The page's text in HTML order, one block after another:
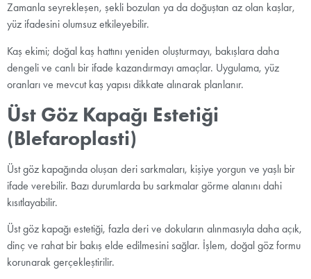
Zamanla seyrekleşen, şekli bozulan ya da doğuştan az olan kaşlar,
yüz ifadesini olumsuz etkileyebilir.
Kaş ekimi; doğal kaş hattını yeniden oluşturmayı, bakışlara daha
dengeli ve canlı bir ifade kazandırmayı amaçlar. Uygulama, yüz
oranları ve mevcut kaş yapısı dikkate alınarak planlanır.
Üst Göz Kapağı Estetiği
(Blefaroplasti)
Üst göz kapağında oluşan deri sarkmaları, kişiye yorgun ve yaşlı bir
ifade verebilir. Bazı durumlarda bu sarkmalar görme alanını dahi
kısıtlayabilir.
Üst göz kapağı estetiği, fazla deri ve dokuların alınmasıyla daha açık,
dinç ve rahat bir bakış elde edilmesini sağlar. İşlem, doğal göz formu
korunarak gerçekleştirilir.